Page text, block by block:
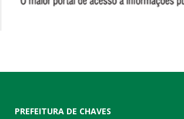
PREFEITURA DE CHAVES